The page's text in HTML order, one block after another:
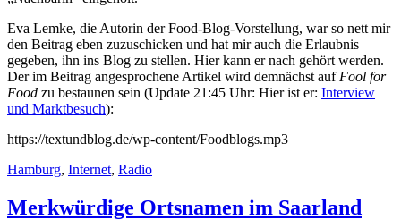
Eva Lemke, die Autorin der Food-Blog-Vorstellung, war so nett mir
den Beitrag eben zuzuschicken und hat mir auch die Erlaubnis
gegeben, ihn ins Blog zu stellen. Hier kann er nach gehört werden.
Der im Beitrag angesprochene Artikel wird demnächst auf Fool for
Food zu bestaunen sein (Update 21:45 Uhr: Hier ist er: Interview
und Marktbesuch):
https://textundblog.de/wp-content/Foodblogs.mp3
Hamburg, Internet, Radio
Merkwürdige Ortsnamen im Saarland